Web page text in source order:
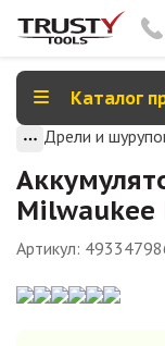
Каталог
Дрели и
Milwaukee
Артикул: